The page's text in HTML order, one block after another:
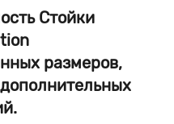
от влаги
по РФ
Стойки
размеров,